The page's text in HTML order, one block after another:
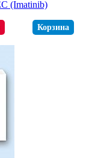
(Imatinib)
Корзина